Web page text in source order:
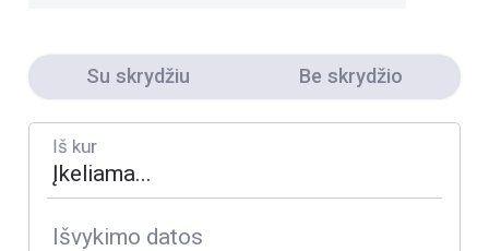
Su skrydžiu Be skrydžio
Iš kur
Išvykimo datos